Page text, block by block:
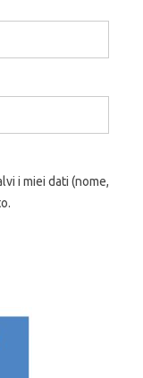
i miei dati (nome,